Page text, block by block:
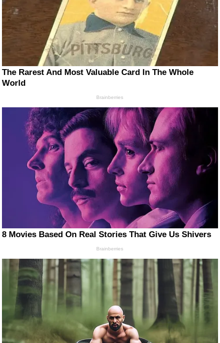
The Rarest And Most Valuable Card In The Whole
World
Brainberries
8 Movies Based On Real Stories That Give Us Shivers
Brainberries